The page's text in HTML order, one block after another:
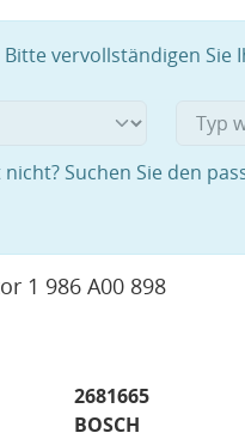
vervollständigen Sie
Suchen Sie den
1 986 A00 898
2681665
BOSCH